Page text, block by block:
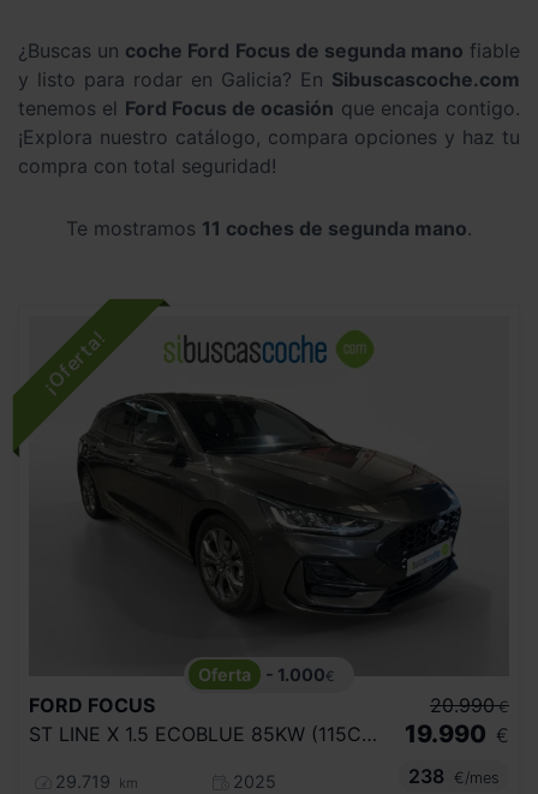
¿Buscas un coche Ford Focus de segunda mano fiable
y listo para rodar en Galicia? En Sibuscascoche.com
tenemos el Ford Focus de ocasión que encaja contigo.
¡Explora nuestro catálogo, compara opciones y haz tu
compra con total seguridad!
Te mostramos 11 coches de segunda mano.
- 1.000€
FORD FOCUS
ST LINE X 1.5 ECOBLUE 85KW (115CV) AUTO
29.719 km
2025
20.990 €
19.990 €
238
€/mes